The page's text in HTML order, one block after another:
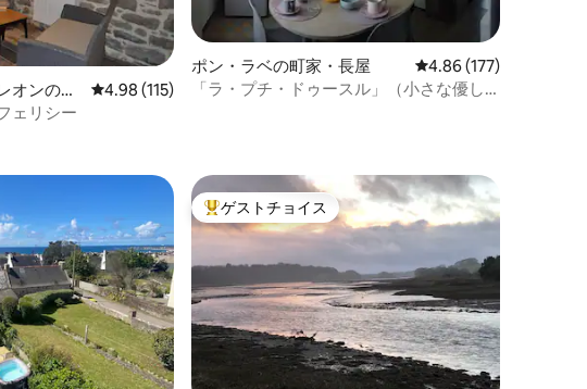
平均評価
オンの町
レビュー115件、5つ星中4.98つ星の平均評価
4.98 (115)
ェリシー
ポン・ラベの町家・長屋 レビュー177件、5つ
4.86 (177)
「ラ・プチ・ドゥースル」（小さな優し
大好評のゲストチョイスです。
ゲストチョイス